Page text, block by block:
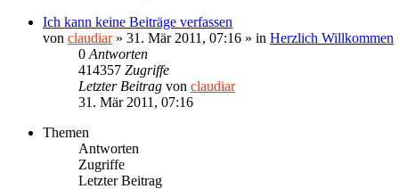
Ich kann keine Beiträge verfassen
von claudiar» 31. Mär 2011, 07:16 » in Herzlich Willkommen
0 Antworten
414357 Zugriffe
Letzter Beitrag von claudiar
31. Mär 2011, 07:16
Themen
Antworten
Zugriffe
Letzter Beitrag